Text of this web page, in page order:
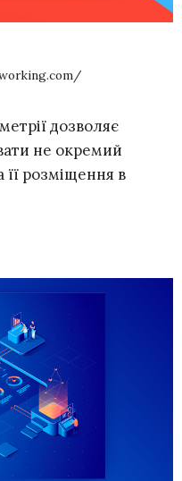
дозволяє
не окремий
її розміщення в